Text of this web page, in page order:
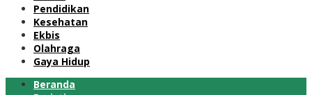
Pendidikan
Kesehatan
Ekbis
Olahraga
Gaya Hidup
Beranda